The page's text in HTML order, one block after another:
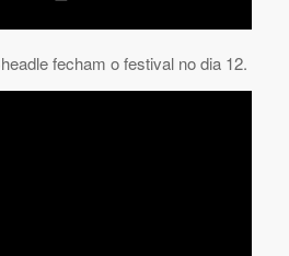
fecham o festival no dia 12.